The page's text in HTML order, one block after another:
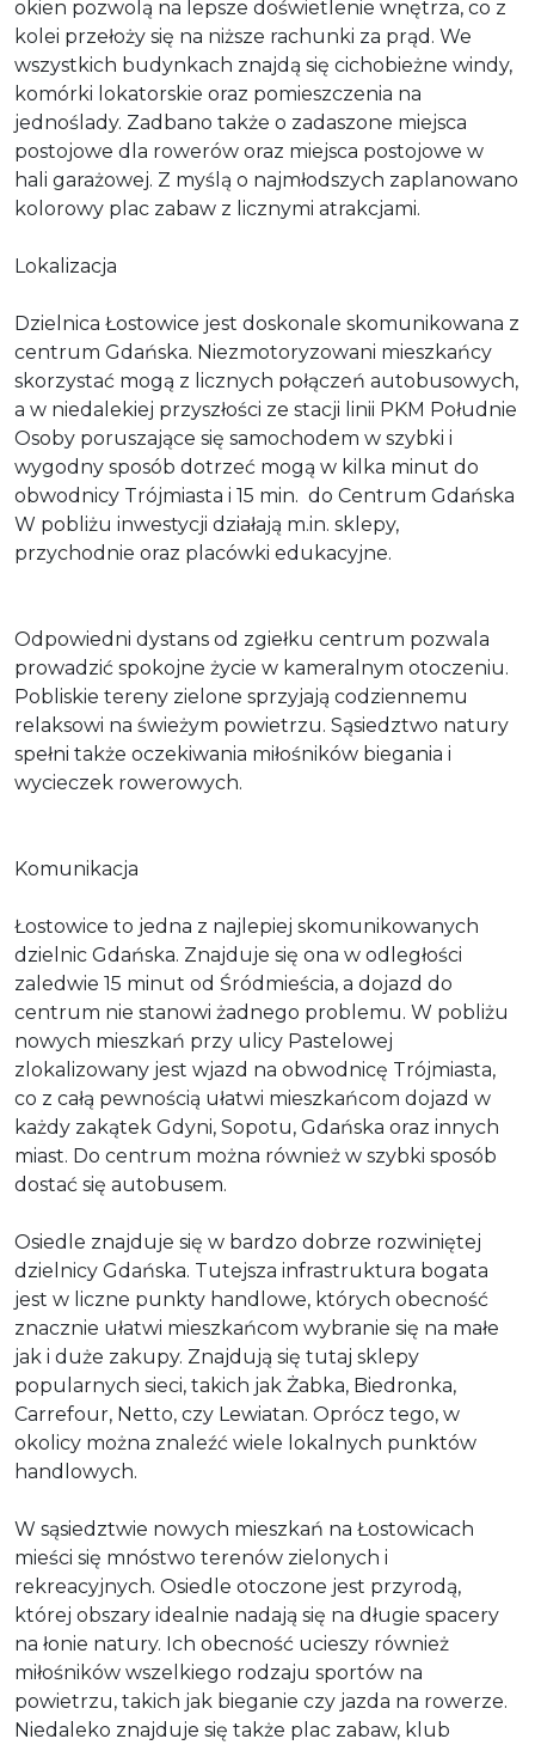
okien pozwolą na lepsze doświetlenie wnętrza, co z
kolei przełoży się na niższe rachunki za prąd. We
wszystkich budynkach znajdą się cichobieżne windy,
komórki lokatorskie oraz pomieszczenia na
jednoślady. Zadbano także o zadaszone miejsca
postojowe dla rowerów oraz miejsca postojowe w
hali garażowej. Z myślą o najmłodszych zaplanowano
kolorowy plac zabaw z licznymi atrakcjami.
Lokalizacja
Dzielnica Łostowice jest doskonale skomunikowana z
centrum Gdańska. Niezmotoryzowani mieszkańcy
skorzystać mogą z licznych połączeń autobusowych,
a w niedalekiej przyszłości ze stacji linii PKM Południe
Osoby poruszające się samochodem w szybki i
wygodny sposób dotrzeć mogą w kilka minut do
obwodnicy Trójmiasta i 15 min. do Centrum Gdańska
W pobliżu inwestycji działają m.in. sklepy,
przychodnie oraz placówki edukacyjne.
Odpowiedni dystans od zgiełku centrum pozwala
prowadzić spokojne życie w kameralnym otoczeniu.
Pobliskie tereny zielone sprzyjają codziennemu
relaksowi na świeżym powietrzu. Sąsiedztwo natury
spełni także oczekiwania miłośników biegania i
wycieczek rowerowych.
Komunikacja
Łostowice to jedna z najlepiej skomunikowanych
dzielnic Gdańska. Znajduje się ona w odległości
zaledwie 15 minut od Śródmieścia, a dojazd do
centrum nie stanowi żadnego problemu. W pobliżu
nowych mieszkań przy ulicy Pastelowej
zlokalizowany jest wjazd na obwodnicę Trójmiasta,
co z całą pewnością ułatwi mieszkańcom dojazd w
każdy zakątek Gdyni, Sopotu, Gdańska oraz innych
miast. Do centrum można również w szybki sposób
dostać się autobusem.
Osiedle znajduje się w bardzo dobrze rozwiniętej
dzielnicy Gdańska. Tutejsza infrastruktura bogata
jest w liczne punkty handlowe, których obecność
znacznie ułatwi mieszkańcom wybranie się na małe
jak i duże zakupy. Znajdują się tutaj sklepy
popularnych sieci, takich jak Żabka, Biedronka,
Carrefour, Netto, czy Lewiatan. Oprócz tego, w
okolicy można znaleźć wiele lokalnych punktów
handlowych.
W sąsiedztwie nowych mieszkań na Łostowicach
mieści się mnóstwo terenów zielonych i
rekreacyjnych. Osiedle otoczone jest przyrodą,
której obszary idealnie nadają się na długie spacery
na łonie natury. Ich obecność ucieszy również
miłośników wszelkiego rodzaju sportów na
powietrzu, takich jak bieganie czy jazda na rowerze.
Niedaleko znajduje się także plac zabaw, klub